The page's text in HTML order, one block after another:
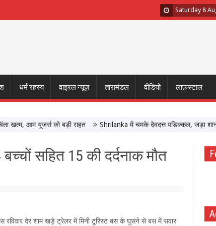
Saturday 8
धर्म रहस्य वाइरल न्यूज़ तारामंडल वीडियो लाफ़स्टाल
आम यूजर्स को बड़ी राहत Shrilanka में चमके देवदत्त पडिक्कल, जड़ा शानदार
सहित 15 की दर्दनाक मौत
रविवार देर शाम खड़े ट्रेलर में मिनी टूरिस्ट बस के घुसने से बस में सवार